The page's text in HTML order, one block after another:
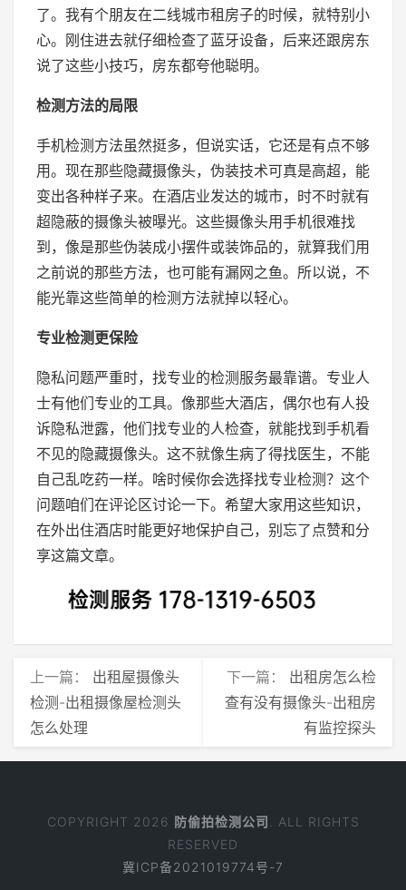
了。我有个朋友在二线城市租房子的时候，就特别小
心。刚住进去就仔细检查了蓝牙设备，后来还跟房东
说了这些小技巧，房东都夸他聪明。
检测方法的局限
手机检测方法虽然挺多，但说实话，它还是有点不够
用。现在那些隐藏摄像头，伪装技术可真是高超，能
变出各种样子来。在酒店业发达的城市，时不时就有
超隐蔽的摄像头被曝光。这些摄像头用手机很难找
到，像是那些伪装成小摆件或装饰品的，就算我们用
之前说的那些方法，也可能有漏网之鱼。所以说，不
能光靠这些简单的检测方法就掉以轻心。
专业检测更保险
隐私问题严重时，找专业的检测服务最靠谱。专业人
士有他们专业的工具。像那些大酒店，偶尔也有人投
诉隐私泄露，他们找专业的人检查，就能找到手机看
不见的隐藏摄像头。这不就像生病了得找医生，不能
自己乱吃药一样。啥时候你会选择找专业检测？这个
问题咱们在评论区讨论一下。希望大家用这些知识，
在外出住酒店时能更好地保护自己，别忘了点赞和分
享这篇文章。
上一篇： 出租屋摄像头
检测-出租摄像屋检测头
怎么处理
下一篇： 出租房怎么检
查有没有摄像头-出租房
有监控探头
COPYRIGHT 2026 防偷拍检测公司 . ALL RIGHTS
RESERVED
冀ICP备2021019774号-7